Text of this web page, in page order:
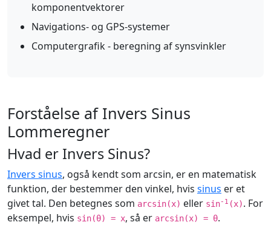
komponentvektorer
Navigations- og GPS-systemer
Computergrafik - beregning af synsvinkler
Forståelse af Invers Sinus
Lommeregner
Hvad er Invers Sinus?
Invers sinus, også kendt som arcsin, er en matematisk
funktion, der bestemmer den vinkel, hvis sinus er et
givet tal. Den betegnes som arcsin(x) eller sin-1 (x). For
eksempel, hvis sin(θ) = x, så er arcsin(x) = θ.